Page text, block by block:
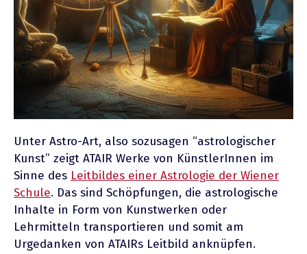
Unter Astro-Art, also sozusagen “astrologischer
Kunst” zeigt ATAIR Werke von KünstlerInnen im
Sinne des Leitbildes einer Astrologie der Wiener
Schule. Das sind Schöpfungen, die astrologische
Inhalte in Form von Kunstwerken oder
Lehrmitteln transportieren und somit am
Urgedanken von ATAIRs Leitbild anknüpfen.